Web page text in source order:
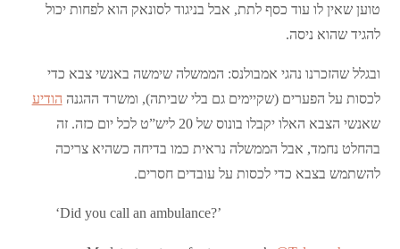
טוען שאין לו עוד כסף לתת, אבל בניגוד לסונאק הוא לפחות יכול
להגיד שהוא ניסה.
ובגלל שהזכרנו נהגי אמבולנס: הממשלה שימשה באנשי צבא כדי
לכסות על הפערים (שקיימים גם בלי שביתה), ומשרד ההגנה הודיע
שאנשי הצבא האלו יקבלו בונוס של 20 ליש”ט לכל יום כזה. זה
בהחלט נחמד, אבל הממשלה נראית כמו בדיחה כשהיא צריכה
להשתמש בצבא כדי לכסות על עובדים חסרים.
‘Did you call an ambulance?’